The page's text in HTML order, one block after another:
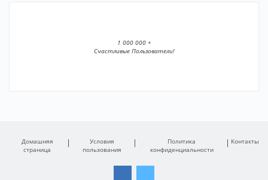
1 000 000 +
Счастливые Пользователи!
Домашняя
страница
Условия
пользования
Политика
конфиденциальности
Контакты